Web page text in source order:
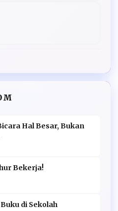
Hal Besar, Bukan
Bekerja!
di Sekolah